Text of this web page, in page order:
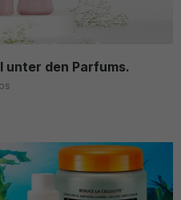
unter den Parfums.